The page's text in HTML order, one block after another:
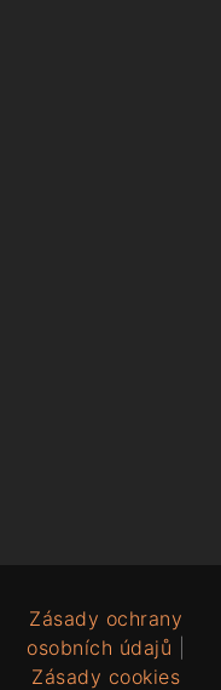
Zásady ochrany
osobních údajů
Zásady cookies